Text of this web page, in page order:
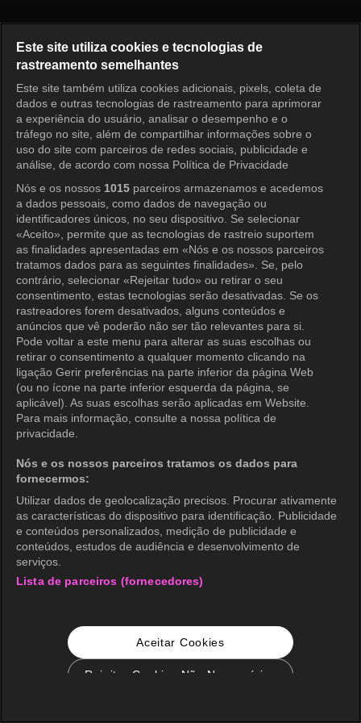
Entrar
Este site utiliza cookies e tecnologias de
rastreamento semelhantes
Este site também utiliza cookies adicionais, pixels, coleta de
dados e outras tecnologias de rastreamento para aprimorar
a experiência do usuário, analisar o desempenho e o
tráfego no site, além de compartilhar informações sobre o
uso do site com parceiros de redes sociais, publicidade e
análise, de acordo com nossa Política de Privacidade
Nós e os nossos 1015 parceiros armazenamos e acedemos
a dados pessoais, como dados de navegação ou
identificadores únicos, no seu dispositivo. Se selecionar
«Aceito», permite que as tecnologias de rastreio suportem
as finalidades apresentadas em «Nós e os nossos parceiros
tratamos dados para as seguintes finalidades». Se, pelo
contrário, selecionar «Rejeitar tudo» ou retirar o seu
consentimento, estas tecnologias serão desativadas. Se os
rastreadores forem desativados, alguns conteúdos e
anúncios que vê poderão não ser tão relevantes para si.
Pode voltar a este menu para alterar as suas escolhas ou
retirar o consentimento a qualquer momento clicando na
ligação Gerir preferências na parte inferior da página Web
(ou no ícone na parte inferior esquerda da página, se
aplicável). As suas escolhas serão aplicadas em Website.
Para mais informação, consulte a nossa política de
privacidade.
Nós e os nossos parceiros tratamos os dados para
fornecermos:
Utilizar dados de geolocalização precisos. Procurar ativamente
as características do dispositivo para identificação. Publicidade
e conteúdos personalizados, medição de publicidade e
conteúdos, estudos de audiência e desenvolvimento de
serviços.
Lista de parceiros (fornecedores)
Aceitar Cookies
Rejeitar Cookies Não Necessários